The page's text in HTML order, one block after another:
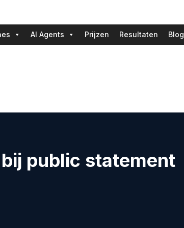
AI Agents Prijzen Resultaten Blog
public statement